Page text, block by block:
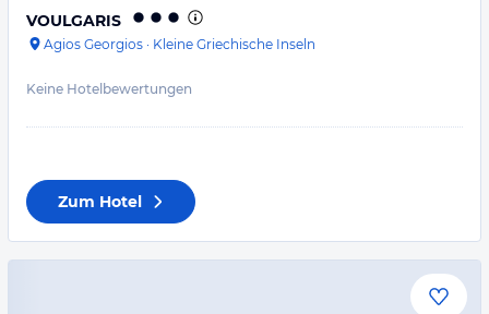
VOULGARIS
Agios Georgios · Kleine Griechische Inseln
Keine Hotelbewertungen
Zum Hotel